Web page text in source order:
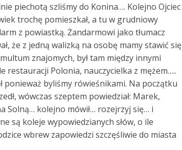
piechotą szliśmy do Konina…. Kolejno Ojciec
trochę pomieszkał, a tu w grudniowy
z powiastką. Żandarmowi jako tłumacz
że z jedną walizką na osobę mamy stawić się
znajomych, był tam między innymi
restauracji Polonia, nauczycielka z mężem…..
ponieważ byliśmy rówieśnikami. Na początku
wówczas szeptem powiedział: Marek,
Solną… kolejno mówił… rozejrzyj się… i
są koleje wypowiedzianych słów, o ile
wbrew zapowiedzi szczęśliwie do miasta